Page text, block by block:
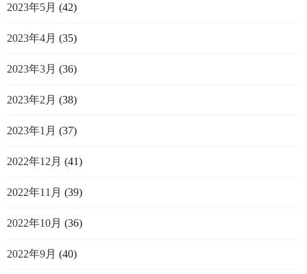
2023年5月 (42)
2023年4月 (35)
2023年3月 (36)
2023年2月 (38)
2023年1月 (37)
2022年12月 (41)
2022年11月 (39)
2022年10月 (36)
2022年9月 (40)